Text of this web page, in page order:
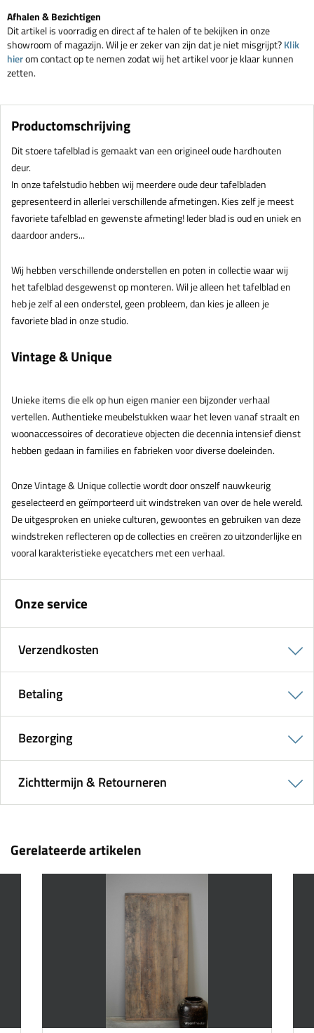
Afhalen & Bezichtigen
Dit artikel is voorradig en direct af te halen of te bekijken in onze
showroom of magazijn. Wil je er zeker van zijn dat je niet misgrijpt?Klik
hierom contact op te nemen zodat wij het artikel voor je klaar kunnen
zetten.
Productomschrijving
Dit stoere tafelblad is gemaakt van een origineel oude hardhouten
deur.
In onze tafelstudio hebben wij meerdere oude deur tafelbladen
gepresenteerd in allerlei verschillende afmetingen. Kies zelf je meest
favoriete tafelblad en gewenste afmeting! Ieder blad is oud en uniek en
daardoor anders...
Wij hebben verschillende onderstellen en poten in collectie waar wij
het tafelblad desgewenst op monteren. Wil je alleen het tafelblad en
heb je zelf al een onderstel, geen probleem, dan kies je alleen je
favoriete blad in onze studio.
Vintage & Unique
Unieke items die elk op hun eigen manier een bijzonder verhaal
vertellen. Authentieke meubelstukken waar het leven vanaf straalt en
woonaccessoires of decoratieve objecten die decennia intensief dienst
hebben gedaan in families en fabrieken voor diverse doeleinden.
Onze Vintage & Unique collectie wordt door onszelf nauwkeurig
geselecteerd en geïmporteerd uit windstreken van over de hele wereld.
De uitgesproken en unieke culturen, gewoontes en gebruiken van deze
windstreken reflecteren op de collecties en creëren zo uitzonderlijke en
vooral karakteristieke eyecatchers met een verhaal.
Onze service
Verzendkosten
Betaling
Bezorging
Zichttermijn & Retourneren
Gerelateerde artikelen